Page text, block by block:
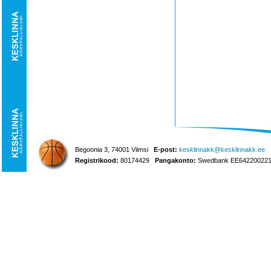
Begoonia 3, 74001 Viimsi E-post: kesklinnakk@kesklinnakk.ee
Registrikood: 80174429 Pangakonto: Swedbank